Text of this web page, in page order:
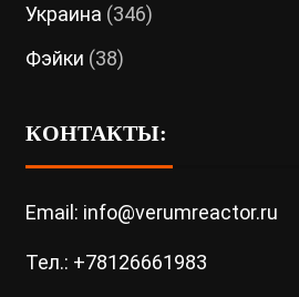
Украина (346)
Фэйки (38)
КОНТАКТЫ:
Email: info@verumreactor.ru
Тел.: +78126661983